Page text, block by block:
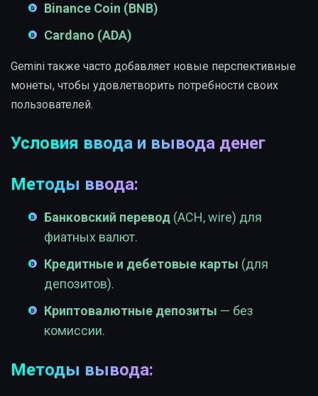
Binance Coin (BNB)
Cardano (ADA)
Gemini также часто добавляет новые перспективные
монеты, чтобы удовлетворить потребности своих
пользователей.
Условия ввода и вывода денег
Методы ввода:
Банковский перевод (ACH, wire) для
фиатных валют.
Кредитные и дебетовые карты (для
депозитов).
Криптовалютные депозиты — без
комиссии.
Методы вывода: